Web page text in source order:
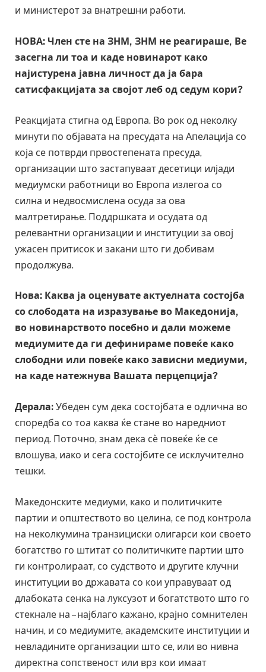
и министерот за внатрешни работи.
НОВА: Член сте на ЗНМ, ЗНМ не реагираше, Ве
засегна ли тоа и каде новинарот како
најистурена јавна личност да ја бара
сатисфакцијата за својот леб од седум кори?
Реакцијата стигна од Европа. Во рок од неколку
минути по објавата на пресудата на Апелација со
која се потврди првостепената пресуда,
организации што застапуваат десетици илјади
медиумски работници во Европа излегоа со
силна и недвосмислена осуда за ова
малтретирање. Поддршката и осудата од
релевантни организации и институции за овој
ужасен притисок и закани што ги добивам
продолжува.
Нова: Каква ја оценувате актуелната состојба
со слободата на изразување во Македонија,
во новинарството посебно и дали можеме
медиумите да ги дефинираме повеќе како
слободни или повеќе како зависни медиуми,
на каде натежнува Вашата перцепција?
Дерала: Убеден сум дека состојбата е одлична во
споредба со тоа каква ќе стане во наредниот
период. Поточно, знам дека сѐ повеќе ќе се
влошува, иако и сега состојбите се исклучително
тешки.
Македонските медиуми, како и политичките
партии и општеството во целина, се под контрола
на неколкумина транзициски олигарси кои своето
богатство го штитат со политичките партии што
ги контролираат, со судството и другите клучни
институции во државата со кои управуваат од
длабоката сенка на луксузот и богатството што го
стекнале на – најблаго кажано, крајно сомнителен
начин, и со медиумите, академските институции и
невладините организации што се, или во нивна
директна сопственост или врз кои имаат